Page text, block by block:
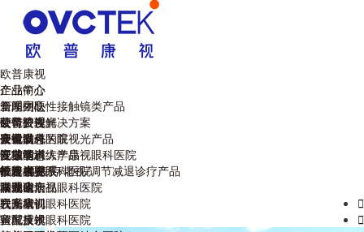
欧普康视
企业简介
管理团队
荣誉资质
企业文化
产品中心
全系列硬性接触镜类产品
硬镜护理解决方案
硬镜以外的眼视光产品
视功能训练产品
干眼/视疲劳/老视/调节减退诊疗产品
眼健康产品
新闻中心
公司公告
公司动态
区域动态
欧普视界
欧普眼视光
安徽省
江苏省
福建省
湖北省
云南省
康视眼科医院
安徽医科大学康视眼科医院
蚌埠康视眼科医院
马鞍山康视眼科医院
六安康视眼科医院
宣城康视眼科医院
专业学术
技术大赛
巢湖论坛
视光培训
验配技术
投资者关系
联系我们
联系我们
留言反馈

